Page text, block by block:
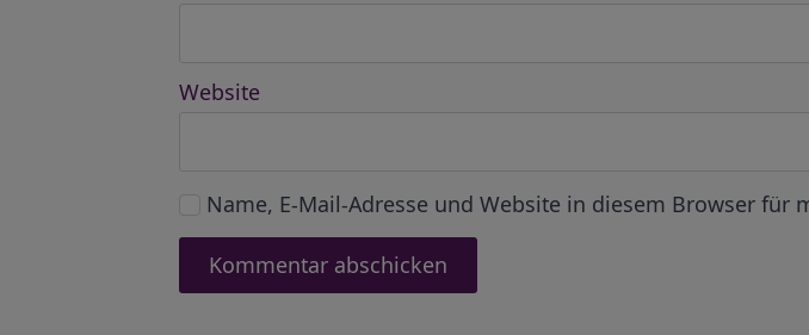
Website
Name, E-Mail-Adresse und Website in diesem Browser für